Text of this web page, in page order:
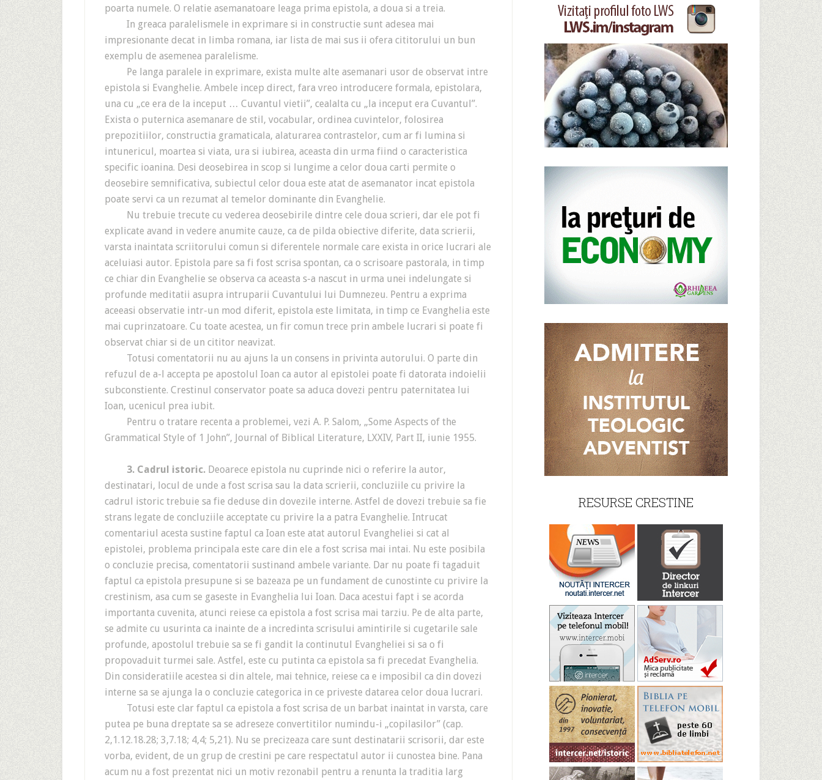
poarta numele. O relatie asemanatoare leaga prima epistola, a doua si a treia.
In greaca paralelismele in exprimare si in constructie sunt adesea mai
impresionante decat in limba romana, iar lista de mai sus ii ofera cititorului un bun
exemplu de asemenea paralelisme.
Pe langa paralele in exprimare, exista multe alte asemanari usor de observat intre
epistola si Evanghelie. Ambele incep direct, fara vreo introducere formala, epistolara,
una cu „ce era de la inceput … Cuvantul vietii”, cealalta cu „la inceput era Cuvantul”.
Exista o puternica asemanare de stil, vocabular, ordinea cuvintelor, folosirea
prepozitiilor, constructia gramaticala, alaturarea contrastelor, cum ar fi lumina si
intunericul, moartea si viata, ura si iubirea, aceasta din urma fiind o caracteristica
specific ioanina. Desi deosebirea in scop si lungime a celor doua carti permite o
deosebire semnificativa, subiectul celor doua este atat de asemanator incat epistola
poate servi ca un rezumat al temelor dominante din Evanghelie.
Nu trebuie trecute cu vederea deosebirile dintre cele doua scrieri, dar ele pot fi
explicate avand in vedere anumite cauze, ca de pilda obiective diferite, data scrierii,
varsta inaintata scriitorului comun si diferentele normale care exista in orice lucrari ale
aceluiasi autor. Epistola pare sa fi fost scrisa spontan, ca o scrisoare pastorala, in timp
ce chiar din Evanghelie se observa ca aceasta s-a nascut in urma unei indelungate si
profunde meditatii asupra intruparii Cuvantului lui Dumnezeu. Pentru a exprima
aceeasi observatie intr-un mod diferit, epistola este limitata, in timp ce Evanghelia este
mai cuprinzatoare. Cu toate acestea, un fir comun trece prin ambele lucrari si poate fi
observat chiar si de un cititor neavizat.
Totusi comentatorii nu au ajuns la un consens in privinta autorului. O parte din
refuzul de a-l accepta pe apostolul Ioan ca autor al epistolei poate fi datorata indoielii
subconstiente. Crestinul conservator poate sa aduca dovezi pentru paternitatea lui
Ioan, ucenicul prea iubit.
Pentru o tratare recenta a problemei, vezi A. P. Salom, „Some Aspects of the
Grammatical Style of 1 John”, Journal of Biblical Literature, LXXIV, Part II, iunie 1955.
3. Cadrul istoric. Deoarece epistola nu cuprinde nici o referire la autor,
destinatari, locul de unde a fost scrisa sau la data scrierii, concluziile cu privire la
cadrul istoric trebuie sa fie deduse din dovezile interne. Astfel de dovezi trebuie sa fie
strans legate de concluziile acceptate cu privire la a patra Evanghelie. Intrucat
comentariul acesta sustine faptul ca Ioan este atat autorul Evangheliei si cat al
epistolei, problema principala este care din ele a fost scrisa mai intai. Nu este posibila
o concluzie precisa, comentatorii sustinand ambele variante. Dar nu poate fi tagaduit
faptul ca epistola presupune si se bazeaza pe un fundament de cunostinte cu privire la
crestinism, asa cum se gaseste in Evanghelia lui Ioan. Daca acestui fapt i se acorda
importanta cuvenita, atunci reiese ca epistola a fost scrisa mai tarziu. Pe de alta parte,
se admite cu usurinta ca inainte de a incredinta scrisului amintirile si cugetarile sale
profunde, apostolul trebuie sa se fi gandit la continutul Evangheliei si sa o fi
propovaduit turmei sale. Astfel, este cu putinta ca epistola sa fi precedat Evanghelia.
Din consideratiile acestea si din altele, mai tehnice, reiese ca e imposibil ca din dovezi
interne sa se ajunga la o concluzie categorica in ce priveste datarea celor doua lucrari.
Totusi este clar faptul ca epistola a fost scrisa de un barbat inaintat in varsta, care
putea pe buna dreptate sa se adreseze convertitilor numindu-i „copilasilor” (cap.
2,1.12.18.28; 3,7.18; 4,4; 5,21). Nu se precizeaza care sunt destinatarii scrisorii, dar este
vorba, evident, de un grup de crestini pe care respectatul autor ii cunostea bine. Pana
acum nu a fost prezentat nici un motiv rezonabil pentru a renunta la traditia larg
RESURSE CRESTINE